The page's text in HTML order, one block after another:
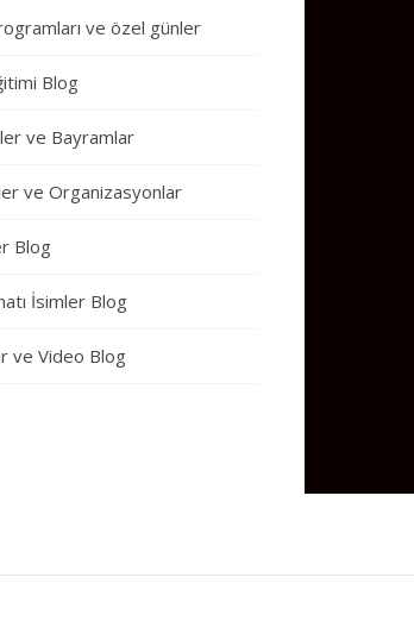
ve özel günler
Blog
ve Bayramlar
ve Organizasyonlar
Blog
İsimler Blog
ve Video Blog